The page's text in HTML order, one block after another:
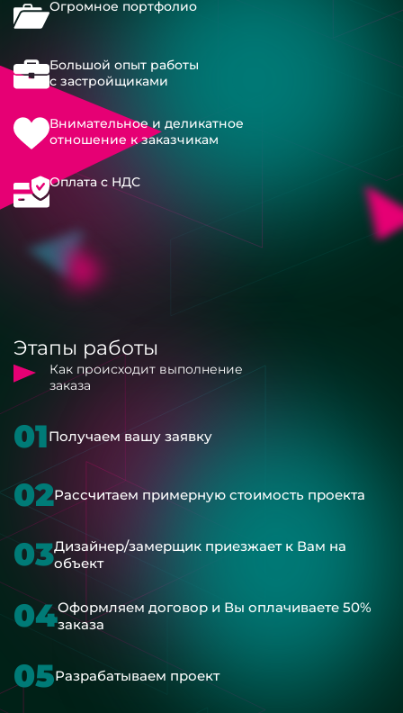
Огромное портфолио
Большой опыт работы
с застройщиками
Внимательное и деликатное
отношение к заказчикам
Оплата с НДС
Этапы работы
Как происходит выполнение
заказа
01Получаем вашу заявку
02Рассчитаем примерную стоимость проекта
03Дизайнер/замерщик приезжает к Вам на
объект
04Оформляем договор и Вы оплачиваете 50%
заказа
05Разрабатываем проект